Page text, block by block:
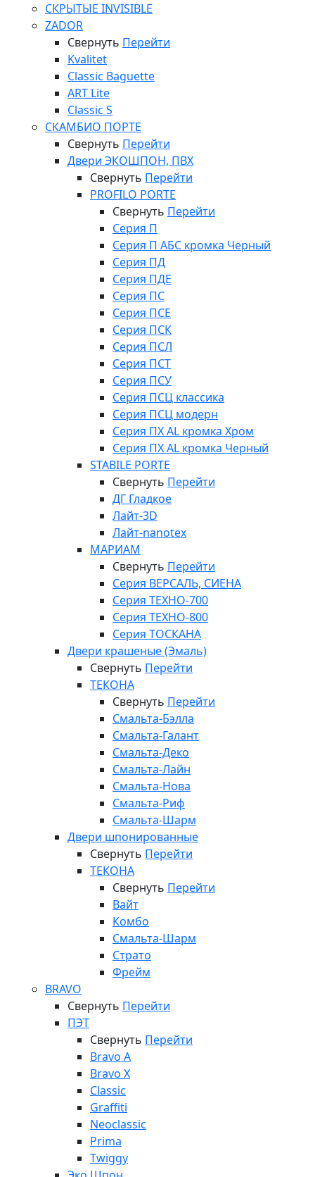
СКРЫТЫЕ INVISIBLE
ZADOR
Свернуть Перейти
Kvalitet
Classic Baguette
ART Lite
Classic S
СКАМБИО ПОРТЕ
Свернуть Перейти
Двери ЭКОШПОН, ПВХ
Свернуть Перейти
PROFILO PORTE
Свернуть Перейти
Серия П
Серия П АБС кромка Черный
Серия ПД
Серия ПДЕ
Серия ПС
Серия ПСЕ
Серия ПСК
Серия ПСЛ
Серия ПСТ
Серия ПСУ
Серия ПСЦ классика
Серия ПСЦ модерн
Серия ПХ AL кромка Хром
Серия ПХ AL кромка Черный
STABILE PORTE
Свернуть Перейти
ДГ Гладкое
Лайт-3D
Лайт-nanotex
МАРИАМ
Свернуть Перейти
Серия ВЕРСАЛЬ, СИЕНА
Серия ТЕХНО-700
Серия ТЕХНО-800
Серия ТОСКАНА
Двери крашеные (Эмаль)
Свернуть Перейти
ТЕКОНА
Свернуть Перейти
Смальта-Бэлла
Смальта-Галант
Смальта-Деко
Смальта-Лайн
Смальта-Нова
Смальта-Риф
Смальта-Шарм
Двери шпонированные
Свернуть Перейти
ТЕКОНА
Свернуть Перейти
Вайт
Комбо
Смальта-Шарм
Страто
Фрейм
BRAVO
Свернуть Перейти
ПЭТ
Свернуть Перейти
Bravo A
Bravo X
Classic
Graffiti
Neoclassic
Prima
Twiggy